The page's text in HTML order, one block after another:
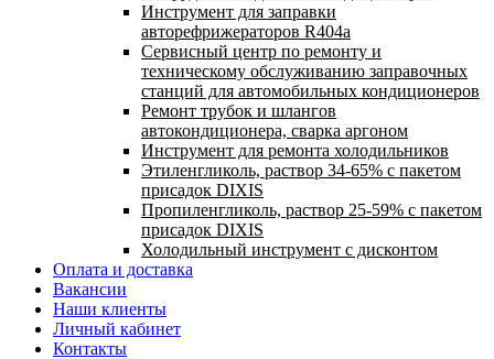
Инструмент для заправки
авторефрижераторов R404a
Сервисный центр по ремонту и
техническому обслуживанию заправочных
станций для автомобильных кондиционеров
Ремонт трубок и шлангов
автокондиционера, сварка аргоном
Инструмент для ремонта холодильников
Этиленгликоль, раствор 34-65% с пакетом
присадок DIXIS
Пропиленгликоль, раствор 25-59% с пакетом
присадок DIXIS
Холодильный инструмент с дисконтом
Оплата и доставка
Вакансии
Наши клиенты
Личный кабинет
Контакты